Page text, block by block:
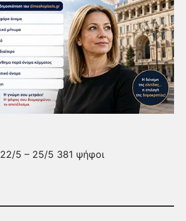
22/5 – 25/5 381 ψήφοι